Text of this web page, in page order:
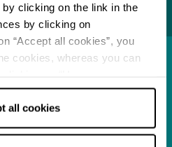
clicking on the link in the
by clicking on
“Accept all cookies”, you
cookies, whereas you can
technical cookies for the
will be used.
all cookies